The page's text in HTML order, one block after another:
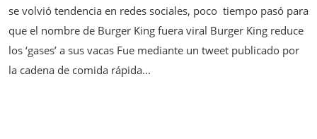
se volvió tendencia en redes sociales, poco tiempo pasó para
que el nombre de Burger King fuera viral Burger King reduce
los ‘gases’ a sus vacas Fue mediante un tweet publicado por
la cadena de comida rápida...